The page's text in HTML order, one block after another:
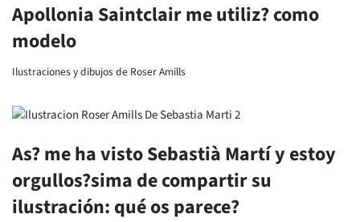
Apollonia Saintclair me utiliz? como
modelo
Ilustraciones y dibujos de Roser Amills
As? me ha visto Sebastià Martí y estoy
orgullos?sima de compartir su
ilustración: qué os parece?